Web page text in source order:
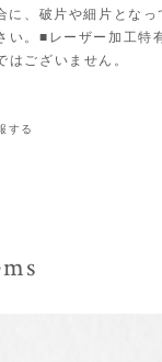
に、破片や細片となっ
い。■レーザー加工特
はございません。
する